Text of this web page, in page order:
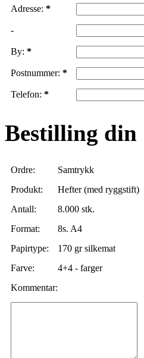
Adresse: *
-
By: *
Postnummer: *
Telefon: *
Bestilling din
Ordre:
Samtrykk
Produkt:
Hefter (med ryggstift)
Antall:
8.000 stk.
Format:
8s. A4
Papirtype:
170 gr silkemat
Farve:
4+4 - farger
Kommentar: